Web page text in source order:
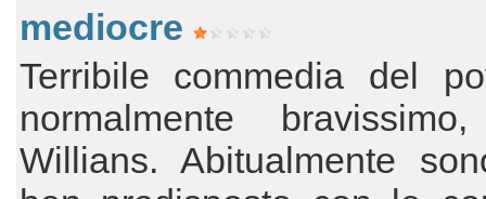
mediocre
Terribile commedia del
normalmente
Willians. Abitualmente